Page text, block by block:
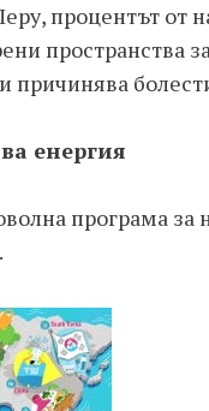
процентът от
пространства
енергия
програма за